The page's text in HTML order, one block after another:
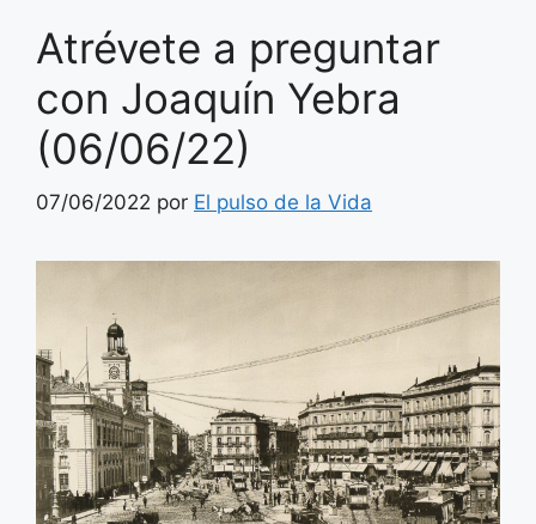
Atrévete a preguntar
con Joaquín Yebra
(06/06/22)
07/06/2022 por El pulso de la Vida